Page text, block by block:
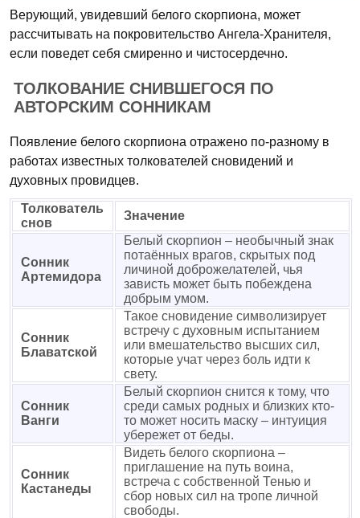
Верующий, увидевший белого скорпиона, может
рассчитывать на покровительство Ангела-Хранителя,
если поведет себя смиренно и чистосердечно.
ТОЛКОВАНИЕ СНИВШЕГОСЯ ПО
АВТОРСКИМ СОННИКАМ
Появление белого скорпиона отражено по-разному в
работах известных толкователей сновидений и
духовных провидцев.
Толкователь
снов
Значение
Сонник
Артемидора
Белый скорпион – необычный знак
потаённых врагов, скрытых под
личиной доброжелателей, чья
зависть может быть побеждена
добрым умом.
Сонник
Блаватской
Такое сновидение символизирует
встречу с духовным испытанием
или вмешательство высших сил,
которые учат через боль идти к
свету.
Сонник
Ванги
Белый скорпион снится к тому, что
среди самых родных и близких кто-
то может носить маску – интуиция
убережет от беды.
Сонник
Кастанеды
Видеть белого скорпиона –
приглашение на путь воина,
встреча с собственной Тенью и
сбор новых сил на тропе личной
свободы.